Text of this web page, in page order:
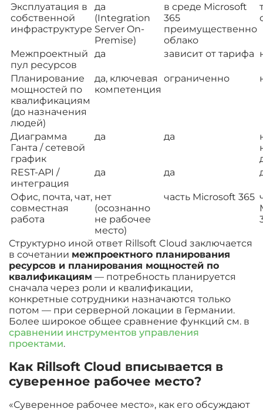
Эксплуатация в
собственной
инфраструктуре
да
(Integration
Server On-
Premise)
в среде Microsoft
365
преимущественно
облако
Межпроектный
пул ресурсов
да зависит от тарифа
Планирование
мощностей по
квалификациям
(до назначения
людей)
да, ключевая
компетенция
ограниченно
Диаграмма
Ганта / сетевой
график
да да
REST-API /
интеграция
да да
Офис, почта, чат,
совместная
работа
нет
(осознанно
не рабочее
место)
часть Microsoft 365
Структурно иной ответ Rillsoft Cloud заключается
в сочетании межпроектного планирования
ресурсов и планирования мощностей по
квалификациям — потребность планируется
сначала через роли и квалификации,
конкретные сотрудники назначаются только
потом — при серверной локации в Германии.
Более широкое общее сравнение функций см. в
сравнении инструментов управления
проектами.
Как Rillsoft Cloud вписывается в
суверенное рабочее место?
«Суверенное рабочее место», как его обсуждают